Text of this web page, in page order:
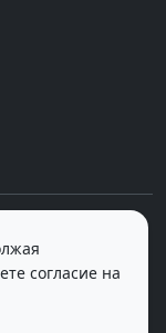
деятельности
согласие на